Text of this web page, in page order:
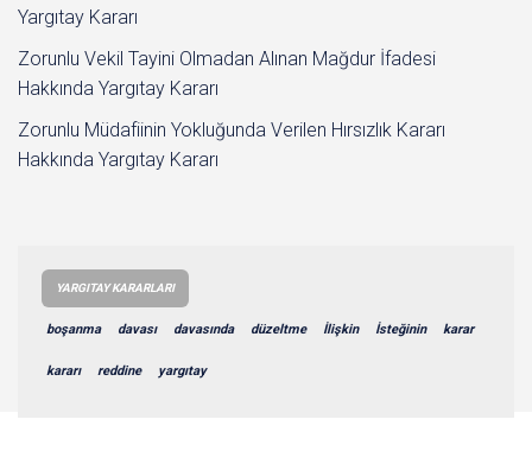
Yargıtay Kararı
Zorunlu Vekil Tayini Olmadan Alınan Mağdur İfadesi
Hakkında Yargıtay Kararı
Zorunlu Müdafiinin Yokluğunda Verilen Hırsızlık Kararı
Hakkında Yargıtay Kararı
YARGITAY KARARLARI
boşanma davası davasında düzeltme İlişkin İsteğinin karar
kararı reddine yargıtay